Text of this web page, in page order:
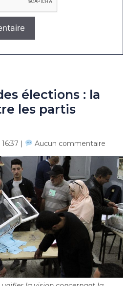
élections : la
les partis
| Aucun commentaire